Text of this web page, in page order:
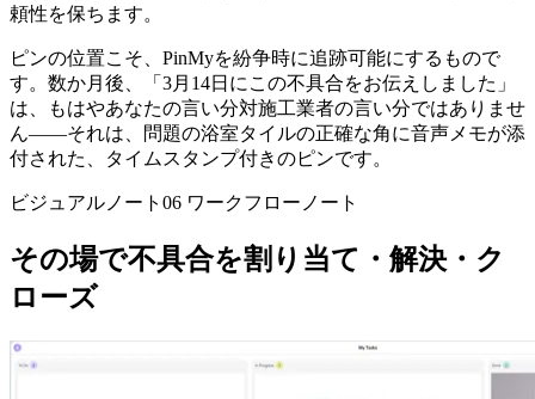
頼性を保ちます。
ピンの位置こそ、PinMyを紛争時に追跡可能にするもので
す。数か月後、「3月14日にこの不具合をお伝えしました」
は、もはやあなたの言い分対施工業者の言い分ではありませ
ん——それは、問題の浴室タイルの正確な角に音声メモが添
付された、タイムスタンプ付きのピンです。
ビジュアルノート06 ワークフローノート
その場で不具合を割り当て・解決・ク
ローズ